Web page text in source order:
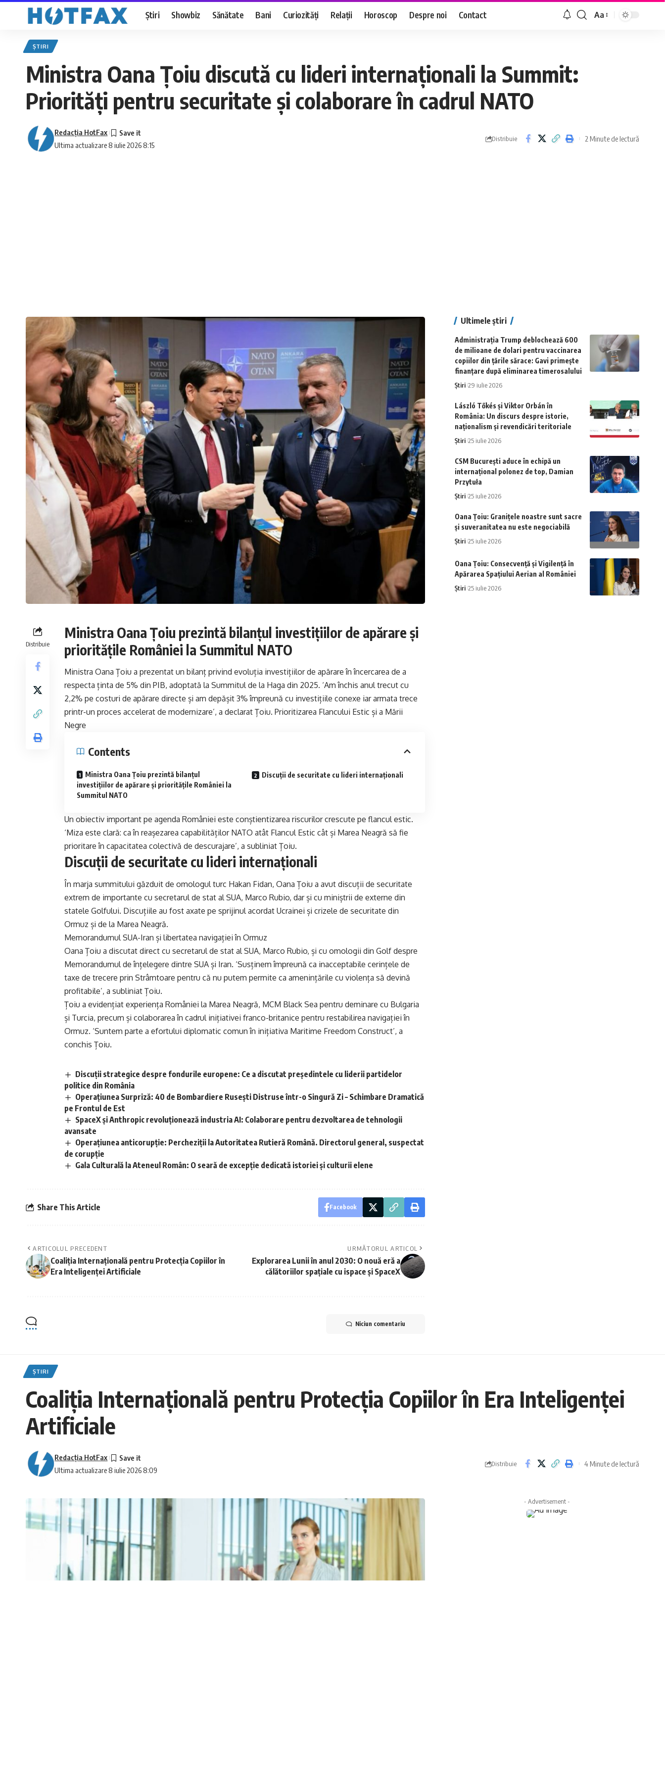
Știri Showbiz Sănătate Bani Curiozități Relații Horoscop Despre noi Contact
Font
Aa
ȘTIRI
Ministra Oana Țoiu discută cu lideri internaționali la Summit:
Priorități pentru securitate și colaborare în cadrul NATO
Ultima actualizare 8 iulie 2026 8:15
Redacţia HotFax
Distribuie 2 Minute de lectură
Distribuie
Ministra Oana Țoiu prezintă bilanțul investițiilor de apărare și
prioritățile României la Summitul NATO
Ministra Oana Țoiu a prezentat un bilanț privind evoluția investițiilor de apărare în încercarea de a
respecta ținta de 5% din PIB, adoptată la Summitul de la Haga din 2025. ‘Am închis anul trecut cu
2,2% pe costuri de apărare directe și am depășit 3% împreună cu investițiile conexe iar armata trece
printr-un proces accelerat de modernizare’, a declarat Țoiu. Prioritizarea Flancului Estic și a Mării
Negre
Contents
Ministra Oana Țoiu prezintă bilanțul
investițiilor de apărare și prioritățile României la
Summitul NATO
Discuții de securitate cu lideri internaționali
Un obiectiv important pe agenda României este conștientizarea riscurilor crescute pe flancul estic.
‘Miza este clară: ca în reașezarea capabilităților NATO atât Flancul Estic cât și Marea Neagră să fie
prioritare în capacitatea colectivă de descurajare’, a subliniat Țoiu.
Discuții de securitate cu lideri internaționali
În marja summitului găzduit de omologul turc Hakan Fidan, Oana Țoiu a avut discuții de securitate
extrem de importante cu secretarul de stat al SUA, Marco Rubio, dar și cu miniștrii de externe din
statele Golfului. Discuțiile au fost axate pe sprijinul acordat Ucrainei și crizele de securitate din
Ormuz și de la Marea Neagră.
Memorandumul SUA-Iran și libertatea navigației în Ormuz
Oana Țoiu a discutat direct cu secretarul de stat al SUA, Marco Rubio, și cu omologii din Golf despre
Memorandumul de înțelegere dintre SUA și Iran. ‘Susținem împreună ca inacceptabile cerințele de
taxe de trecere prin Strâmtoare pentru că nu putem permite ca amenințările cu violența să devină
profitabile’, a subliniat Țoiu.
Țoiu a evidențiat experiența României la Marea Neagră, MCM Black Sea pentru deminare cu Bulgaria
și Turcia, precum și colaborarea în cadrul inițiativei franco-britanice pentru restabilirea navigației în
Ormuz. ‘Suntem parte a efortului diplomatic comun în inițiativa Maritime Freedom Construct’, a
conchis Țoiu.
Discuții strategice despre fondurile europene: Ce a discutat președintele cu liderii partidelor
politice din România
Operațiunea Surpriză: 40 de Bombardiere Rusești Distruse într-o Singură Zi – Schimbare Dramatică
pe Frontul de Est
SpaceX și Anthropic revoluționează industria AI: Colaborare pentru dezvoltarea de tehnologii
avansate
Operațiunea anticorupție: Percheziții la Autoritatea Rutieră Română. Directorul general, suspectat
de corupție
Gala Culturală la Ateneul Român: O seară de excepție dedicată istoriei și culturii elene
Share This Article Facebook
ARTICOLUL PRECEDENT
Coaliția Internațională pentru Protecția Copiilor în
Era Inteligenței Artificiale
URMĂTORUL ARTICOL
Explorarea Lunii în anul 2030: O nouă eră a
călătoriilor spațiale cu ispace și SpaceX
Niciun comentariu
Ultimele știri
Administrația Trump deblochează 600
de milioane de dolari pentru vaccinarea
copiilor din țările sărace: Gavi primește
finanțare după eliminarea timerosalului
Știri 29 iulie 2026
László Tőkés și Viktor Orbán în
România: Un discurs despre istorie,
naționalism și revendicări teritoriale
Știri 25 iulie 2026
CSM București aduce în echipă un
internațional polonez de top, Damian
Przytuła
Știri 25 iulie 2026
Oana Țoiu: Granițele noastre sunt sacre
și suveranitatea nu este negociabilă
Știri 25 iulie 2026
Oana Țoiu: Consecvență și Vigilență în
Apărarea Spațiului Aerian al României
Știri 25 iulie 2026
ȘTIRI
Coaliția Internațională pentru Protecția Copiilor în Era Inteligenței
Artificiale
Ultima actualizare 8 iulie 2026 8:09
Redacţia HotFax
Distribuie 4 Minute de lectură
- Advertisement -